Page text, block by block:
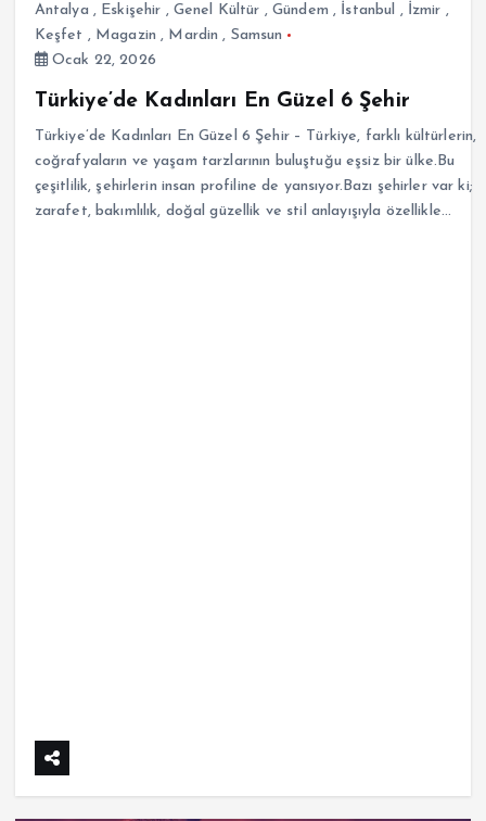
Antalya , Eskişehir , Genel Kültür , Gündem , İstanbul , İzmir ,
Keşfet , Magazin , Mardin , Samsun
Ocak 22, 2026
Türkiye’de Kadınları En Güzel 6 Şehir
Türkiye’de Kadınları En Güzel 6 Şehir – Türkiye, farklı kültürlerin,
coğrafyaların ve yaşam tarzlarının buluştuğu eşsiz bir ülke.Bu
çeşitlilik, şehirlerin insan profiline de yansıyor.Bazı şehirler var ki;
zarafet, bakımlılık, doğal güzellik ve stil anlayışıyla özellikle…